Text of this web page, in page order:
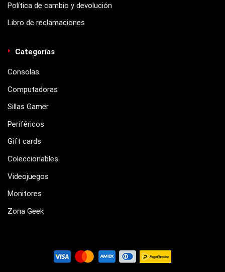
Política de cambio y devolución
Libro de reclamaciones
Categorías
Consolas
Computadoras
Sillas Gamer
Periféricos
Gift cards
Coleccionables
Videojuegos
Monitores
Zona Geek